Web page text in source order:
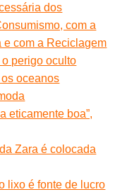
dos
com a
e com a Reciclagem
perigo oculto
oceanos
eticamente boa”,
Zara é colocada
lixo é fonte de lucro